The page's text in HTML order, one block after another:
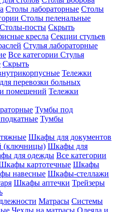
Столы лабораторные Столы
Столы пеленальные
Столы-посты Скрыть
кресла Секции стульев
Стулья лабораторные
Все категории Стулья
Скрыть
Тележки
перевозки больных
помещений Тележки
Тумбы под
Тумбы
Шкафы для документов
(ключницы) Шкафы для
для одежды Все категории
картотечные Шкафы
навесные Шкафы-стеллажи
Шкафы аптечки Трейзеры
Матрасы Системы
Чехлы на матрасы Одеяла и